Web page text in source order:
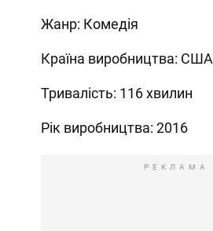
Жанр: Комедія
Країна виробництва: США
Тривалість: 116 хвилин
Рік виробництва: 2016
РЕКЛАМА